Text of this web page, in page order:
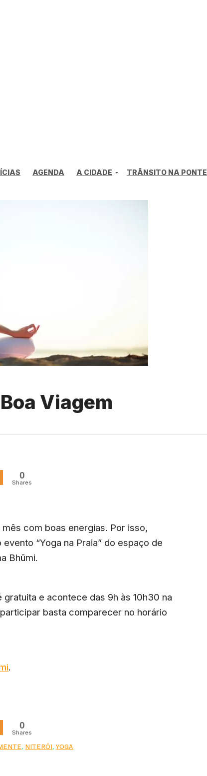
AGENDA A CIDADE TRÂNSITO NA PONTE
Viagem
0
Shares
com boas energias. Por isso,
“Yoga na Praia” do espaço de
Bhūmi.
gratuita e acontece das 9h às 10h30 na
basta comparecer no horário
.
0
Shares
, NITERÓI,YOGA